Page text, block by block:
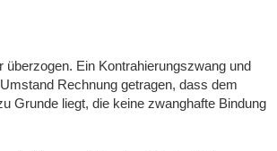
Ein Kontrahierungszwang und
Rechnung getragen, dass dem
Grunde liegt, die keine zwanghafte Bindung